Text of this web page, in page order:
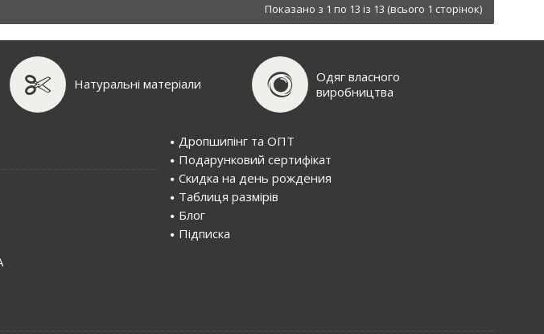
Показано з 1 по 13 із 13 (всього 1 сторінок)
Натуральні матеріали
Одяг власного
виробництва
Дропшипінг та ОПТ
Подарунковий сертифiкат
Скидка на день рождения
Таблиця размірів
Блог
Пiдписка